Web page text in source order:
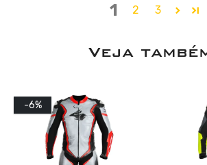
1 2 3
Veja
-6%